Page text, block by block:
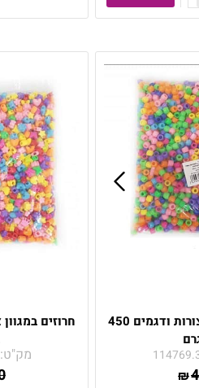
חרוזים במגוון צורות ודגמים 450
₪
מק"ט: